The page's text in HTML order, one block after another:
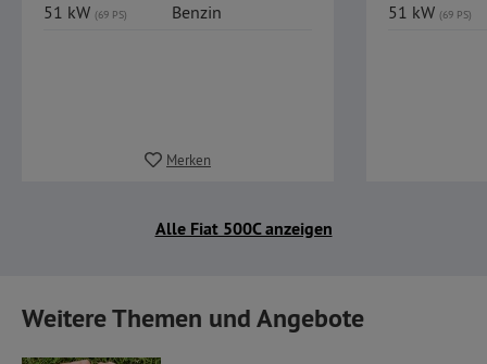
51 kW (69 PS) Benzin
Merken
51 kW (69 PS)
Alle Fiat 500C anzeigen
Weitere Themen und Angebote